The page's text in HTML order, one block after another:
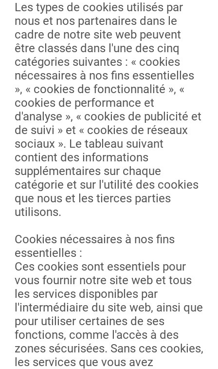
Les types de cookies utilisés par
nous et nos partenaires dans le
cadre de notre site web peuvent
être classés dans l'une des cinq
catégories suivantes : « cookies
nécessaires à nos fins essentielles
», « cookies de fonctionnalité », «
cookies de performance et
d'analyse », « cookies de publicité et
de suivi » et « cookies de réseaux
sociaux ». Le tableau suivant
contient des informations
supplémentaires sur chaque
catégorie et sur l'utilité des cookies
que nous et les tierces parties
utilisons.
Cookies nécessaires à nos fins
essentielles :
Ces cookies sont essentiels pour
vous fournir notre site web et tous
les services disponibles par
l'intermédiaire du site web, ainsi que
pour utiliser certaines de ses
fonctions, comme l'accès à des
zones sécurisées. Sans ces cookies,
les services que vous avez